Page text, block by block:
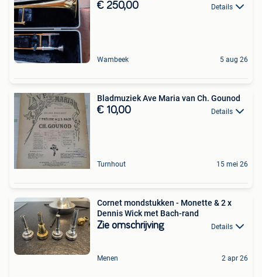
€ 250,00 Details
Wambeek 5 aug 26
Bladmuziek Ave Maria van Ch. Gounod
€ 10,00 Details
Turnhout 15 mei 26
Cornet mondstukken - Monette & 2 x
Dennis Wick met Bach-rand
Zie omschrijving Details
Menen 2 apr 26